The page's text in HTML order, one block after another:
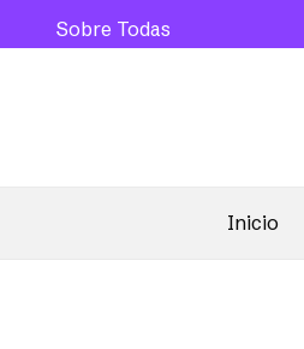
Inicio
Sobre Todas